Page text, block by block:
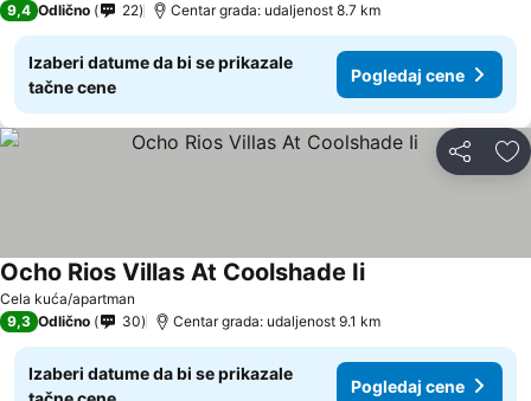
9,4 Odlično 22 Centar grada: udaljenost 8.7 km
Izaberi datume da bi se prikazale
tačne cene
Pogledaj cene
Deli
Cela kuća/apartman
Ocho Rios Villas At Coolshade Ii
9,3 Odlično 30 Centar grada: udaljenost 9.1 km
Izaberi datume da bi se prikazale
Pogledaj cene